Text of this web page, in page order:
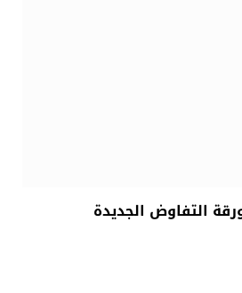
التفاوض الجديدة